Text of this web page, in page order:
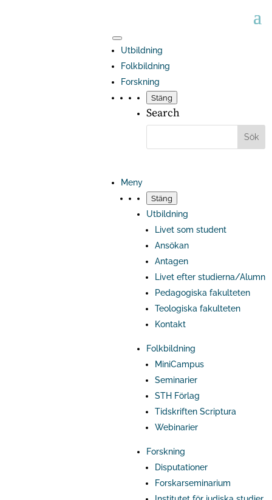
Utbildning
Folkbildning
Forskning
Stäng
Search
Meny
Stäng
Utbildning
Livet som student
Ansökan
Antagen
Livet efter studierna/Alumn
Pedagogiska fakulteten
Teologiska fakulteten
Kontakt
Folkbildning
MiniCampus
Seminarier
STH Förlag
Tidskriften Scriptura
Webinarier
Forskning
Disputationer
Forskarseminarium